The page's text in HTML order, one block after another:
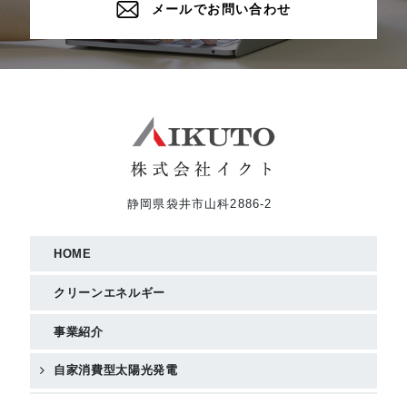
メールでお問い合わせ
静岡県袋井市山科2886-2
HOME
クリーンエネルギー
事業紹介
自家消費型太陽光発電